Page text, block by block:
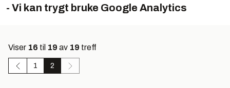
- Vi kan trygt bruke Google Analytics
Viser 16 til 19 av 19 treff
1 2